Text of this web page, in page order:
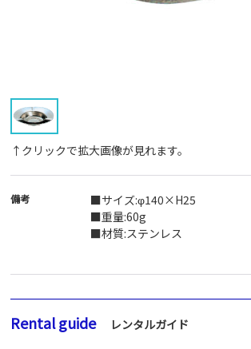
↑クリックで拡大画像が見れます。
備考
■サイズ:φ140×H25
■重量:60g
■材質:ステンレス
Rental guide レンタルガイド